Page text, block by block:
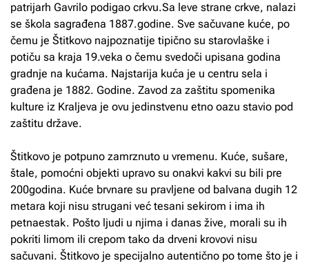
patrijarh Gavrilo podigao crkvu.Sa leve strane crkve, nalazi
se škola sagrađena 1887.godine. Sve sačuvane kuće, po
čemu je Štitkovo najpoznatije tipično su starovlaške i
potiču sa kraja 19.veka o čemu svedoči upisana godina
gradnje na kućama. Najstarija kuća je u centru sela i
građena je 1882. Godine. Zavod za zaštitu spomenika
kulture iz Kraljeva je ovu jedinstvenu etno oazu stavio pod
zaštitu države.
Štitkovo je potpuno zamrznuto u vremenu. Kuće, sušare,
štale, pomoćni objekti upravo su onakvi kakvi su bili pre
200godina. Kuće brvnare su pravljene od balvana dugih 12
metara koji nisu strugani već tesani sekirom i ima ih
petnaestak. Pošto ljudi u njima i danas žive, morali su ih
pokriti limom ili crepom tako da drveni krovovi nisu
sačuvani. Štitkovo je specijalno autentično po tome što je i